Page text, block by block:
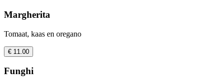
Margherita
Tomaat, kaas en oregano
€ 11.00
Funghi